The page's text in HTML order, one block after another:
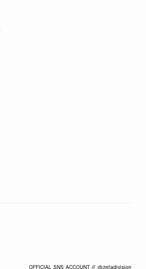
OFFICIAL SNS ACCOUNT // @zetadivision